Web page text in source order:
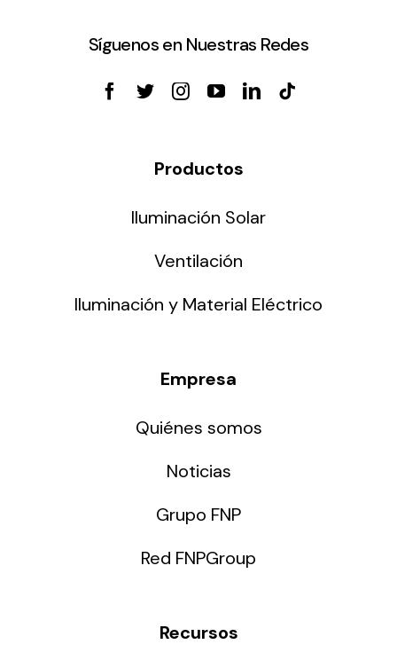
Síguenos en Nuestras Redes
Productos
Iluminación Solar
Ventilación
Iluminación y Material Eléctrico
Empresa
Quiénes somos
Noticias
Grupo FNP
Red FNPGroup
Recursos